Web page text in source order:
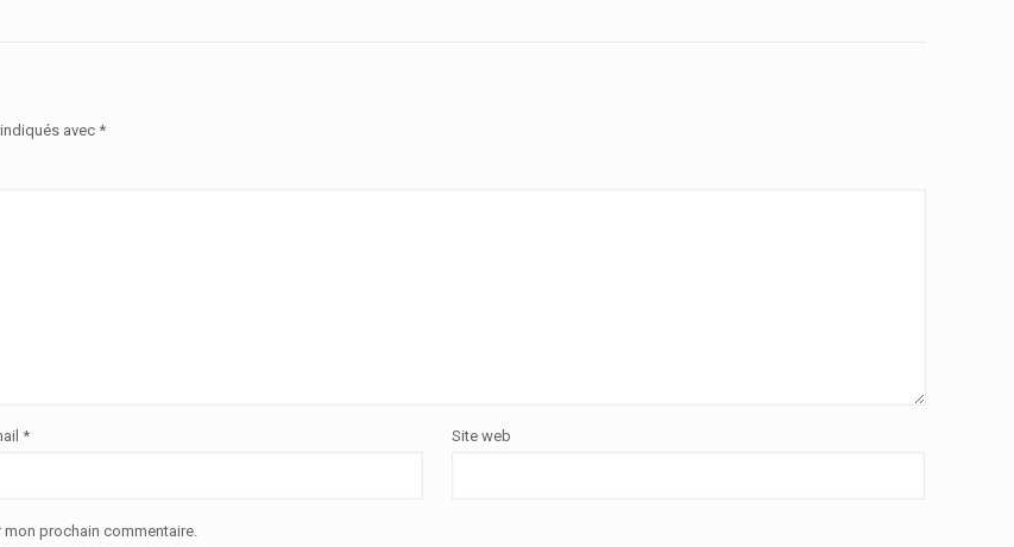
avec *
* Site web
mon prochain commentaire.